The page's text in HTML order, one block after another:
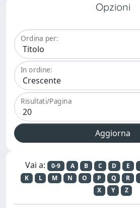
Opzioni
Ordina per:
In ordine:
Risultati/Pagina
Vai a: 0-9 A B C D E
K
L M N O P Q R
X
Y Z